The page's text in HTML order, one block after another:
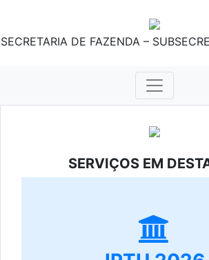
SECRETARIA DE FAZENDA –
SERVIÇOS EM